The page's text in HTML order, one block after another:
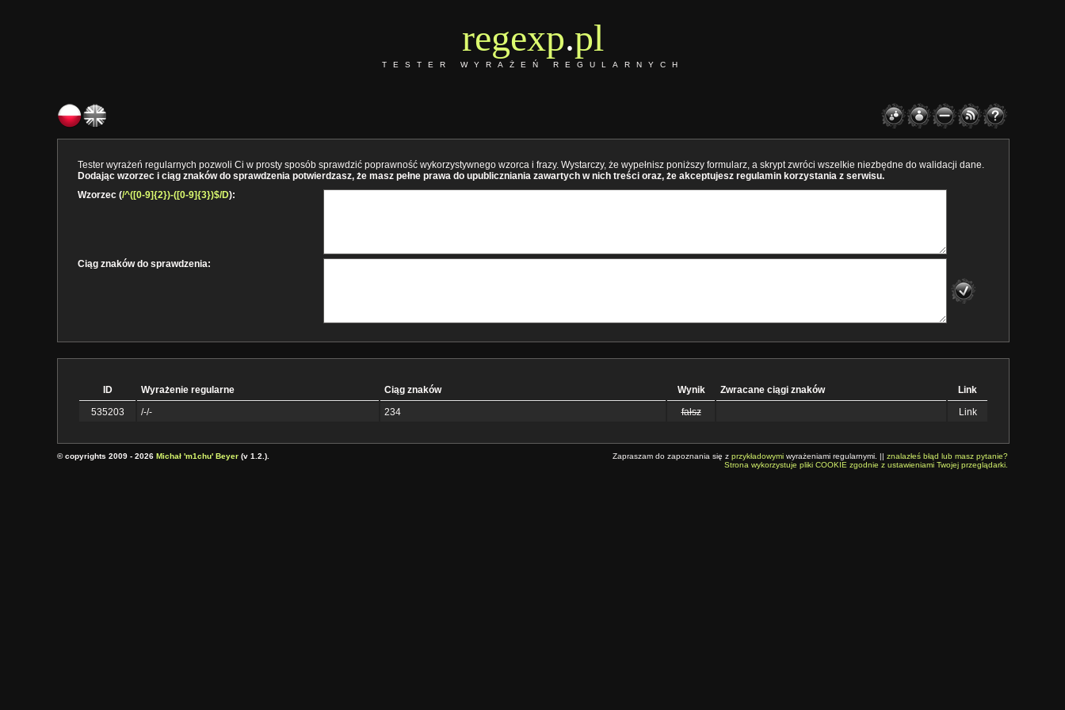
regexp.pl
TESTER WYRAŻEŃ REGULARNYCH
Tester wyrażeń regularnych pozwoli Ci w prosty sposób sprawdzić poprawność wykorzystywnego wzorca i frazy. Wystarczy, że wypełnisz poniższy formularz, a skrypt zwróci wszelkie niezbędne do walidacji dane.
Dodając wzorzec i ciąg znaków do sprawdzenia potwierdzasz, że masz pełne prawa do upubliczniania zawartych w nich treści oraz, że akceptujesz regulamin korzystania z serwisu.
Wzorzec (/^([0-9]{2})-([0-9]{3})$/D):
Ciąg znaków do sprawdzenia:
ID Wyrażenie regularne Ciąg znaków Wynik Zwracane ciągi znaków
Link
535203
/-/- 234 fałsz Link
© copyrights 2009 - 2026 Michał 'm1chu' Beyer (v 1.2.). Zapraszam do zapoznania się z przykładowymi wyrażeniami regularnymi. || znalazłeś błąd lub masz pytanie?
Strona wykorzystuje pliki COOKIE zgodnie z ustawieniami Twojej przeglądarki.